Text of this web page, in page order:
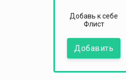
Добавь к себе
Флист
Добавить